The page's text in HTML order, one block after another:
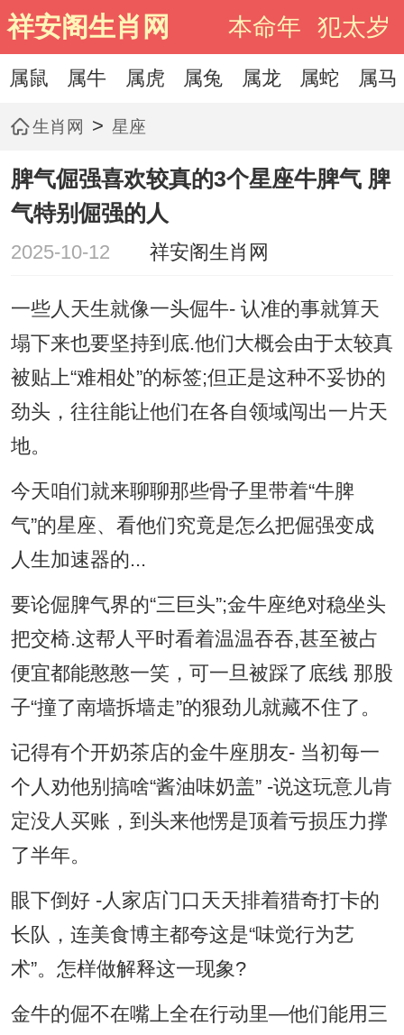
祥安阁生肖网 本命年 犯太岁
属鼠 属牛 属虎 属兔 属龙 属蛇 属马
生肖网 > 星座
脾气倔强喜欢较真的3个星座牛脾气 脾
气特别倔强的人
2025-10-12 祥安阁生肖网
一些人天生就像一头倔牛- 认准的事就算天
塌下来也要坚持到底.他们大概会由于太较真
被贴上“难相处”的标签;但正是这种不妥协的
劲头，往往能让他们在各自领域闯出一片天
地。
今天咱们就来聊聊那些骨子里带着“牛脾
气”的星座、看他们究竟是怎么把倔强变成
人生加速器的...
要论倔脾气界的“三巨头”;金牛座绝对稳坐头
把交椅.这帮人平时看着温温吞吞,甚至被占
便宜都能憨憨一笑，可一旦被踩了底线 那股
子“撞了南墙拆墙走”的狠劲儿就藏不住了。
记得有个开奶茶店的金牛座朋友- 当初每一
个人劝他别搞啥“酱油味奶盖” -说这玩意儿肯
定没人买账，到头来他愣是顶着亏损压力撑
了半年。
眼下倒好 -人家店门口天天排着猎奇打卡的
长队，连美食博主都夸这是“味觉行为艺
术”。怎样做解释这一现象?
金牛的倔不在嘴上全在行动里—他们能用三